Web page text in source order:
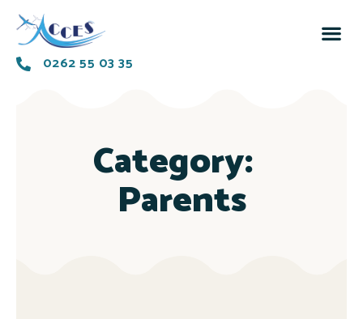
0262 55 03 35
Category:
Parents